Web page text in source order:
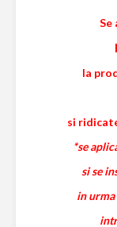
Se
la
si
*se
si se
in